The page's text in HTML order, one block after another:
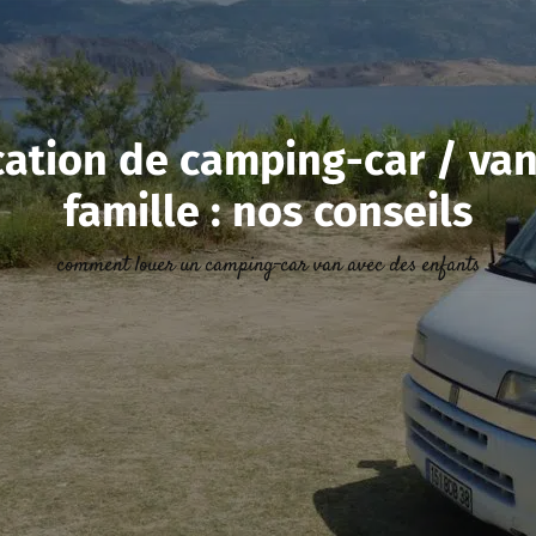
de camping-car /
famille : nos conseils
comment louer un camping-car van avec des enfants